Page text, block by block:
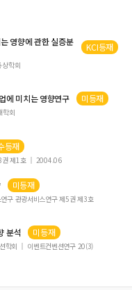
반응에 미치는 영향에 관한 연구
분석
영향
설정
영향에 관한 실증분
KCI등재
상학회
에 미치는 영향연구 미등재
학회
등재
제1호 2004.06
미등재
구 관광서비스연구 제5권 제3호
분석 미등재
학회
이벤트컨벤션연구 20(3)